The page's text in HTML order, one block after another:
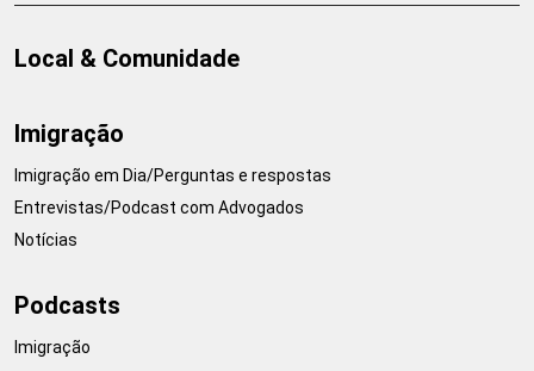
Local & Comunidade
Imigração
Imigração em Dia/Perguntas e respostas
Entrevistas/Podcast com Advogados
Notícias
Podcasts
Imigração